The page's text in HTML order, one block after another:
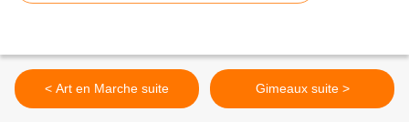
< Art en Marche suite Gimeaux suite >